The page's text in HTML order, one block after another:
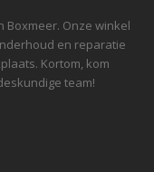
Boxmeer. Onze winkel
en reparatie
Kortom, kom
team!